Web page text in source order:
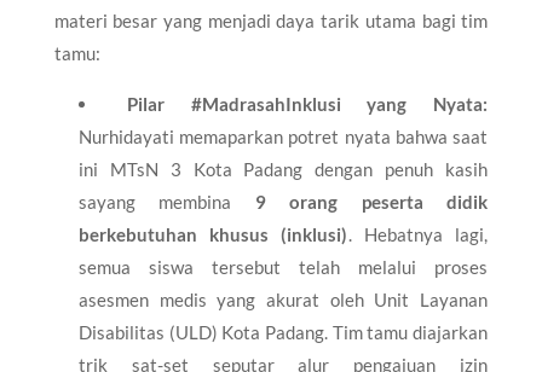
materi besar yang menjadi daya tarik utama bagi tim
tamu:
Pilar #MadrasahInklusi yang Nyata:
Nurhidayati memaparkan potret nyata bahwa saat
ini MTsN 3 Kota Padang dengan penuh kasih
sayang membina 9 orang peserta didik
berkebutuhan khusus (inklusi). Hebatnya lagi,
semua siswa tersebut telah melalui proses
asesmen medis yang akurat oleh Unit Layanan
Disabilitas (ULD) Kota Padang. Tim tamu diajarkan
trik sat-set seputar alur pengajuan izin